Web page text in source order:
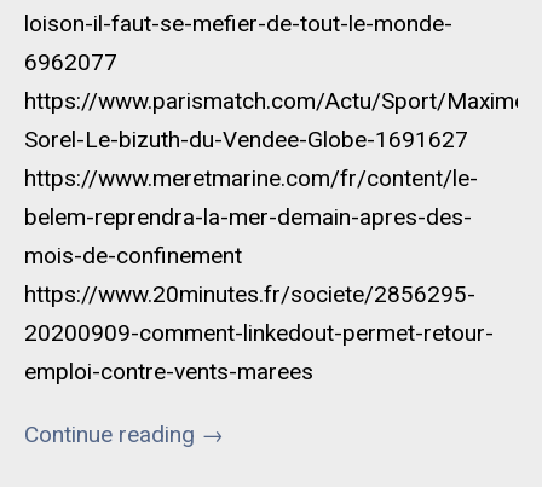
loison-il-faut-se-mefier-de-tout-le-monde-
6962077
https://www.parismatch.com/Actu/Sport/Maxime-
Sorel-Le-bizuth-du-Vendee-Globe-1691627
https://www.meretmarine.com/fr/content/le-
belem-reprendra-la-mer-demain-apres-des-
mois-de-confinement
https://www.20minutes.fr/societe/2856295-
20200909-comment-linkedout-permet-retour-
emploi-contre-vents-marees
Continue reading →